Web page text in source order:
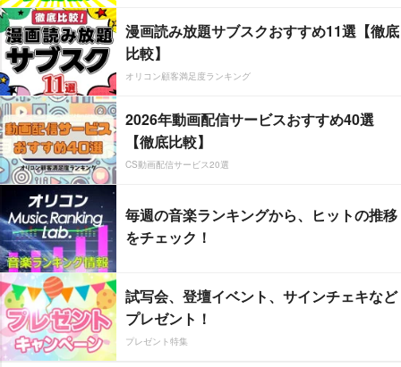
漫画読み放題サブスクおすすめ11選【徹底
比較】
オリコン顧客満足度ランキング
2026年動画配信サービスおすすめ40選
【徹底比較】
CS動画配信サービス20選
毎週の音楽ランキングから、ヒットの推移
をチェック！
試写会、登壇イベント、サインチェキなど
プレゼント！
プレゼント特集